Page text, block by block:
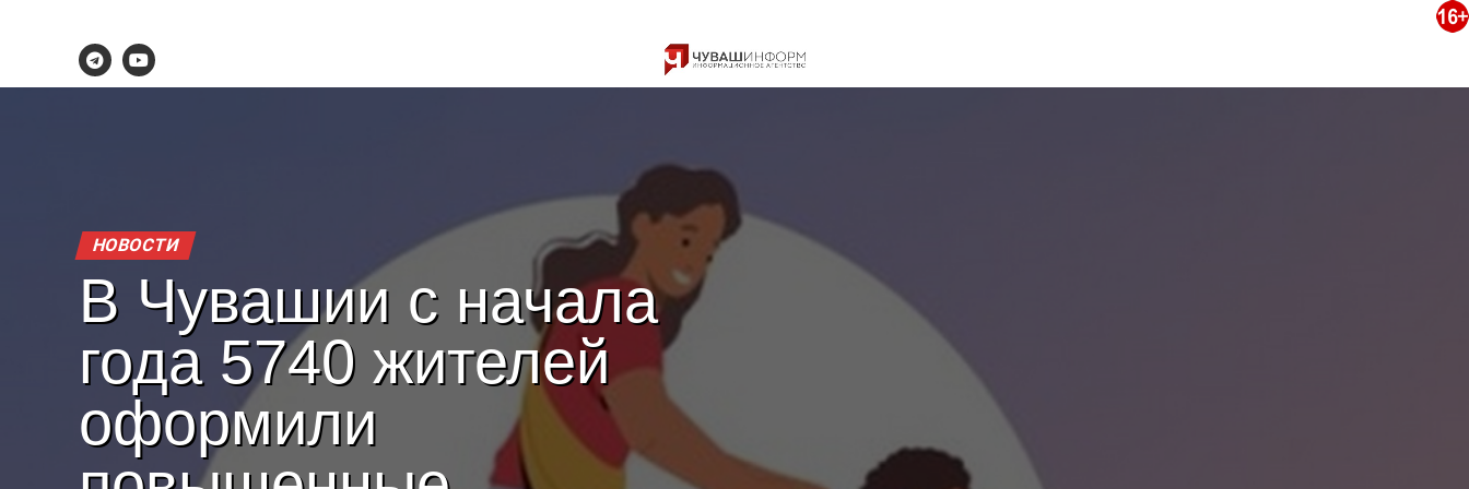
НОВОСТИ
В Чувашии с начала
года 5740 жителей
оформили